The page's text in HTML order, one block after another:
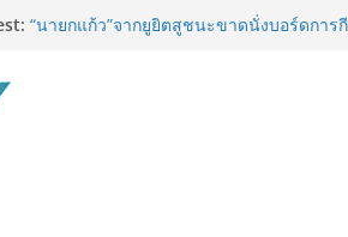
อดีตแข้งดังทีมชาติ ยุคบุกเบิก “วัดสุทธิฯ”รว
ปลา” คืนถิ่น 8 ส.ค.นี้